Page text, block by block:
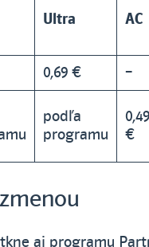
Ultra AC
0,69 €
–
podľa
programu
0,49
€
aj programu